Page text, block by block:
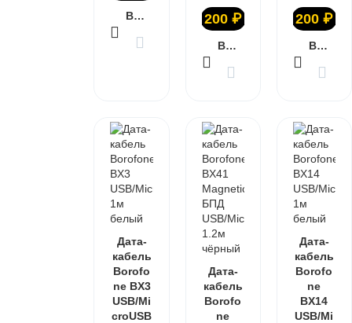
В КОРЗИНУ 200 ₽
В КОРЗИНУ
200 ₽
В КОРЗИНУ
Дата-
кабель
Borofo
ne BX3
USB/Mi
croUSB
Дата-
кабель
Borofo
ne
Дата-
кабель
Borofo
ne
BX14
USB/Mi